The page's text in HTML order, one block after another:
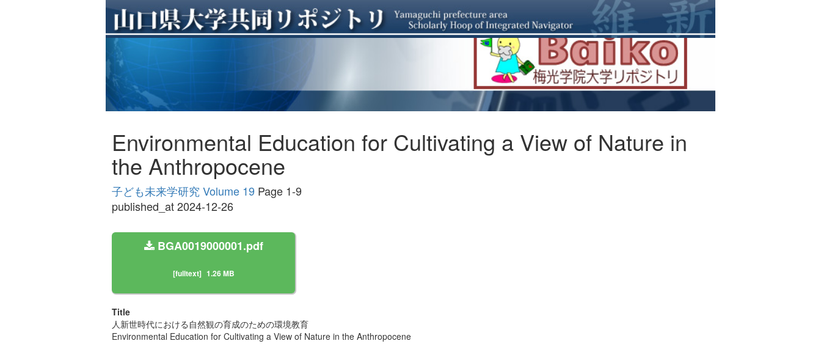
Environmental Education for Cultivating a View of Nature in
the Anthropocene
子ども未来学研究 Volume 19 Page 1-9
published_at 2024-12-26
BGA0019000001.pdf
[fulltext] 1.26 MB
Title
人新世時代における自然観の育成のための環境教育
Environmental Education for Cultivating a View of Nature in the Anthropocene